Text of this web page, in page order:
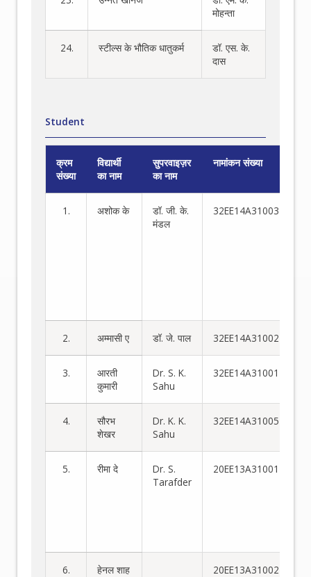
मोहन्ता
24. स्टील्स के भौतिक धातुकर्म
डॉ. एस. के.
दास
Student
क्रम
संख्या
विद्यार्थी
का नाम
सुपरवाइज़र
का नाम
नामांकन संख्या
1. अशोक के
डॉ. जी. के.
मंडल
32EE14A31003
2. अम्मासी ए डॉ. जे. पाल 32EE14A31002
3.
आरती
कुमारी
Dr. S. K.
Sahu
32EE14A31001
4.
सौरभ
शेखर
Dr. K. K.
Sahu
32EE14A31005
5. रीमा दे
Dr. S.
Tarafder
20EE13A31001
6. हेनल शाह 20EE13A31002